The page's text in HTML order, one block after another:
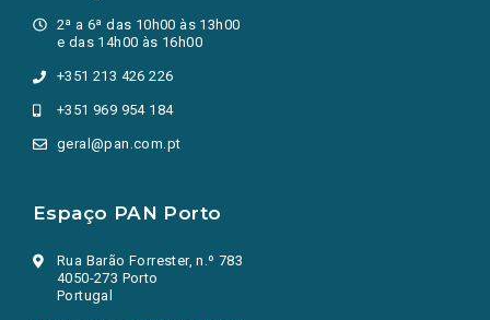
2ª a 6ª das 10h00 às 13h00
e das 14h00 às 16h00
+351 213 426 226
+351 969 954 184
geral@pan.com.pt
Espaço PAN Porto
Rua Barão Forrester, n.º 783
4050-273 Porto
Portugal